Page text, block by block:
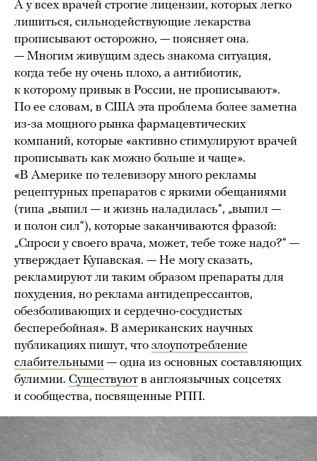
А у всех врачей строгие лицензии, которых легко
лишиться, сильнодействующие лекарства
прописывают осторожно, — поясняет она.
— Многим живущим здесь знакома ситуация,
когда тебе ну очень плохо, а антибиотик,
к которому привык в России, не прописывают».
По ее словам, в США эта проблема более заметна
из-за мощного рынка фармацевтических
компаний, которые «активно стимулируют врачей
прописывать как можно больше и чаще».
«В Америке по телевизору много рекламы
рецептурных препаратов с яркими обещаниями
(типа „выпил — и жизнь наладилась“, „выпил —
и полон сил“), которые заканчиваются фразой:
„Спроси у своего врача, может, тебе тоже надо?“ —
утверждает Купавская. — Не могу сказать,
рекламируют ли таким образом препараты для
похудения, но реклама антидепрессантов,
обезболивающих и сердечно-сосудистых
бесперебойная». В американских научных
публикациях пишут, что злоупотребление
слабительными — одна из основных составляющих
булимии. Существуют в англоязычных соцсетях
и сообщества, посвященные РПП.